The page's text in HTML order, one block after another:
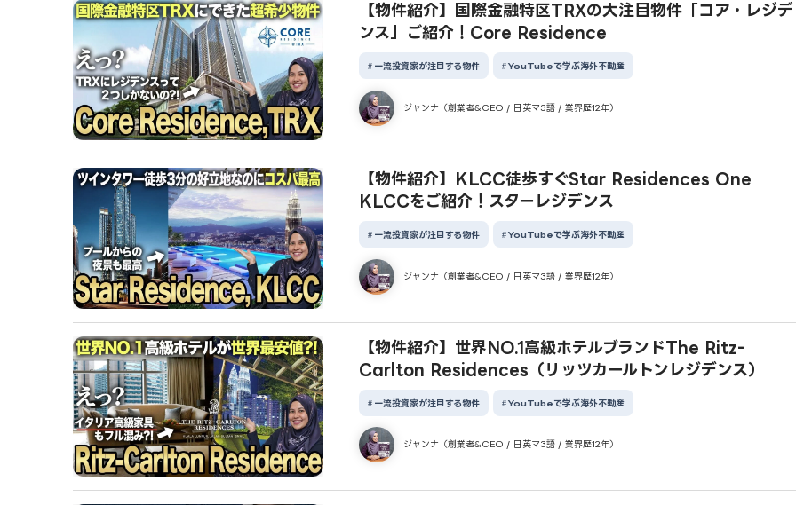
【物件紹介】国際金融特区TRXの大注目物件「コア・レジデ
ンス」ご紹介！Core Residence
一流投資家が注目する物件 YouTubeで学ぶ海外不動産
ジャンナ（創業者&CEO / 日英マ3語 / 業界歴12年）
【物件紹介】KLCC徒歩すぐStar Residences One
KLCCをご紹介！スターレジデンス
一流投資家が注目する物件 YouTubeで学ぶ海外不動産
ジャンナ（創業者&CEO / 日英マ3語 / 業界歴12年）
【物件紹介】世界NO.1高級ホテルブランドThe Ritz-
Carlton Residences（リッツカールトンレジデンス）
一流投資家が注目する物件 YouTubeで学ぶ海外不動産
ジャンナ（創業者&CEO / 日英マ3語 / 業界歴12年）